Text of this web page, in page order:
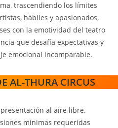
trascendiendo los límites
hábiles y apasionados,
con la emotividad del teatro
que desafía expectativas y
emocional incomparable.
AL-THURA CIRCUS
al aire libre.
mínimas requeridas